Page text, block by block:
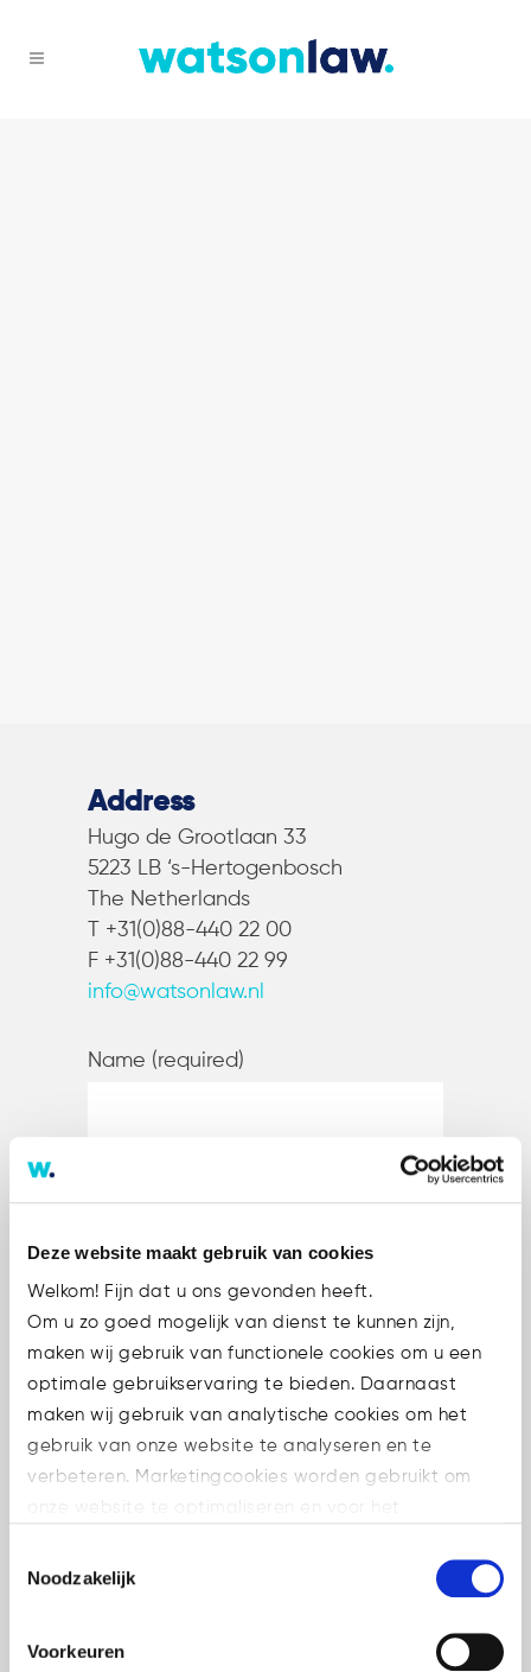
Deze website maakt gebruik van cookies
Welkom! Fijn dat u ons gevonden heeft.
Om u zo goed mogelijk van dienst te kunnen zijn,
maken wij gebruik van functionele cookies om u een
optimale gebruikservaring te bieden. Daarnaast
maken wij gebruik van analytische cookies om het
gebruik van onze website te analyseren en te
verbeteren. Marketingcookies worden gebruikt om
Welke cookies wij gebruiken, ziet u in de cookiebalk
hieronder. Mocht u meer informatie willen over onze
op: https://watsonlaw.nl/privacy/
Noodzakelijk
Voorkeuren
Address
Hugo de Grootlaan 33
5223 LB ‘s-Hertogenbosch
The Netherlands
T +31(0)88-440 22 00
F +31(0)88-440 22 99
info@watsonlaw.nl
Name (required)
Subject
Your message